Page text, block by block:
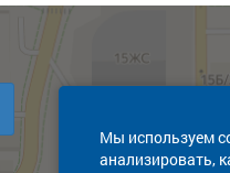
Мы используем
анализировать,